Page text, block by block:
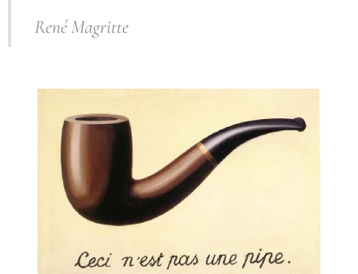
René Magritte